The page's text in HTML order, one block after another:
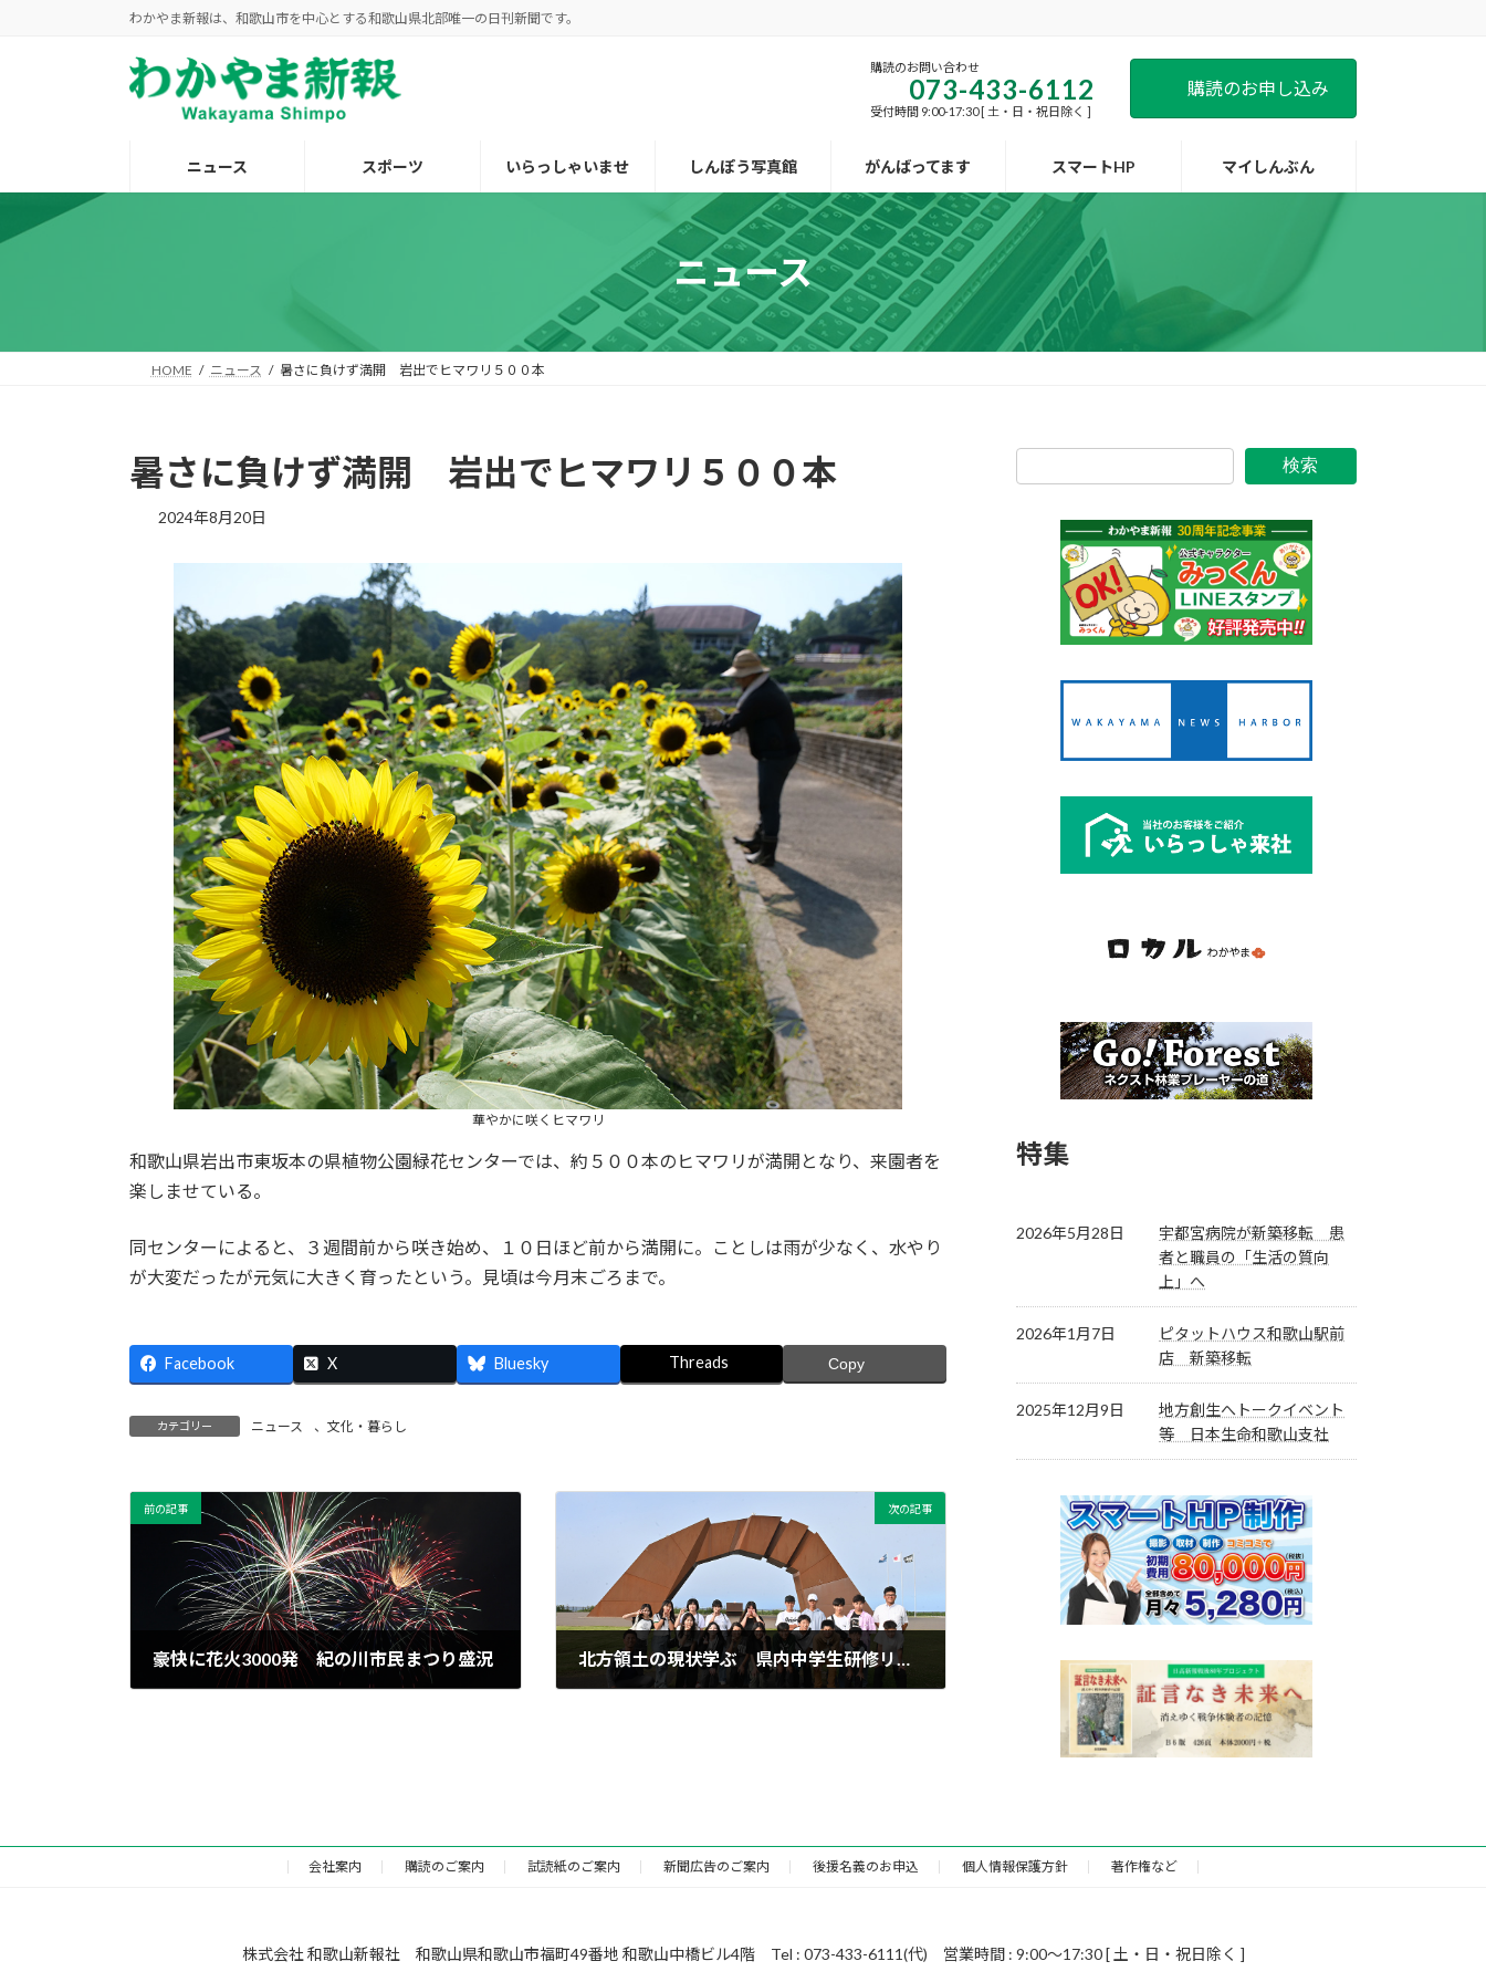
キ
に
わかやま新報は、和歌山市を中心とする和歌山県北部唯一の日刊新聞です。
購読のお問い合わせ
073-433-6112
受付時間 9:00-17:30 [ 土・日・祝日除く ]
購読のお申し込み
ニュース スポーツ いらっしゃいませ しんぽう写真館 がんばってます スマートHP マイしんぶん
ニュース
HOME ニュース 暑さに負けず満開 岩出でヒマワリ５００本
暑さに負けず満開 岩出でヒマワリ５００本
2024年8月20日
華やかに咲くヒマワリ
和歌山県岩出市東坂本の県植物公園緑花センターでは、約５００本のヒマワリが満開となり、来園者を
楽しませている。
同センターによると、３週間前から咲き始め、１０日ほど前から満開に。ことしは雨が少なく、水やり
が大変だったが元気に大きく育ったという。見頃は今月末ごろまで。
Facebook X Bluesky Threads Copy
カテゴリー ニュース 、 文化・暮らし
前の記事
豪快に花火3000発 紀の川市民まつり盛況
次の記事
北方領土の現状学ぶ 県内中学生研修リポート①
検索
特集
2026年5月28日
宇都宮病院が新築移転 患
者と職員の「生活の質向
上」へ
2026年1月7日
ピタットハウス和歌山駅前
店 新築移転
2025年12月9日
地方創生へトークイベント
等 日本生命和歌山支社
会社案内 購読のご案内 試読紙のご案内 新聞広告のご案内 後援名義のお申込 個人情報保護方針 著作権など
株式会社 和歌山新報社 和歌山県和歌山市福町49番地 和歌山中橋ビル4階 Tel : 073-433-6111(代) 営業時間 : 9:00～17:30 [ 土・日・祝日除く ]